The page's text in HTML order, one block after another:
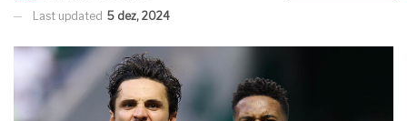
Last updated 5 dez, 2024